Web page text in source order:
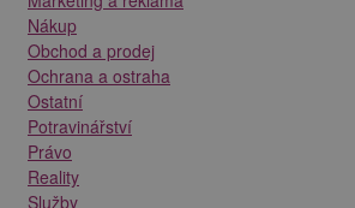
Nákup
Obchod a prodej
Ochrana a ostraha
Ostatní
Potravinářství
Právo
Reality
Služby